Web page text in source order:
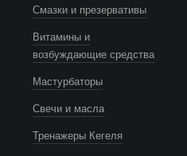
Смазки и презервативы
Витамины и
возбуждающие средства
Мастурбаторы
Свечи и масла
Тренажеры Кегеля